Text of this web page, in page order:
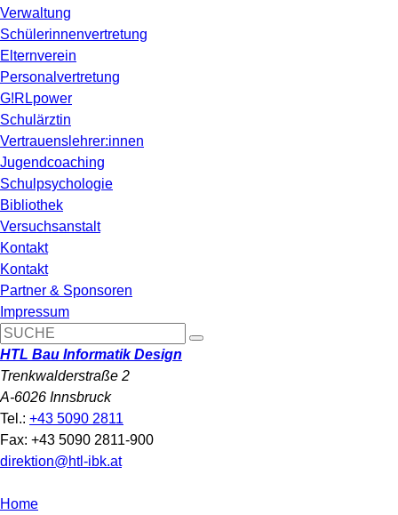
Verwaltung
Schülerinnenvertretung
Elternverein
Personalvertretung
G!RLpower
Schulärztin
Vertrauenslehrer:innen
Jugendcoaching
Schulpsychologie
Bibliothek
Versuchsanstalt
Kontakt
Kontakt
Partner & Sponsoren
Impressum
HTL Bau Informatik Design
Trenkwalderstraße 2
A-6026 Innsbruck
Tel.: +43 5090 2811
Fax: +43 5090 2811-900
direktion@htl-ibk.at
Home